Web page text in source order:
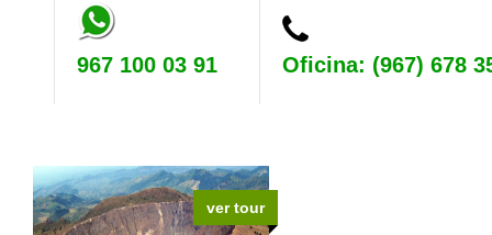
967 100 03 91 Oficina: (967) 678
ver tour